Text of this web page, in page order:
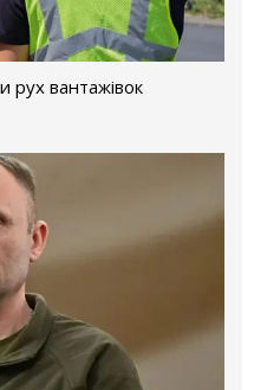
рух вантажівок